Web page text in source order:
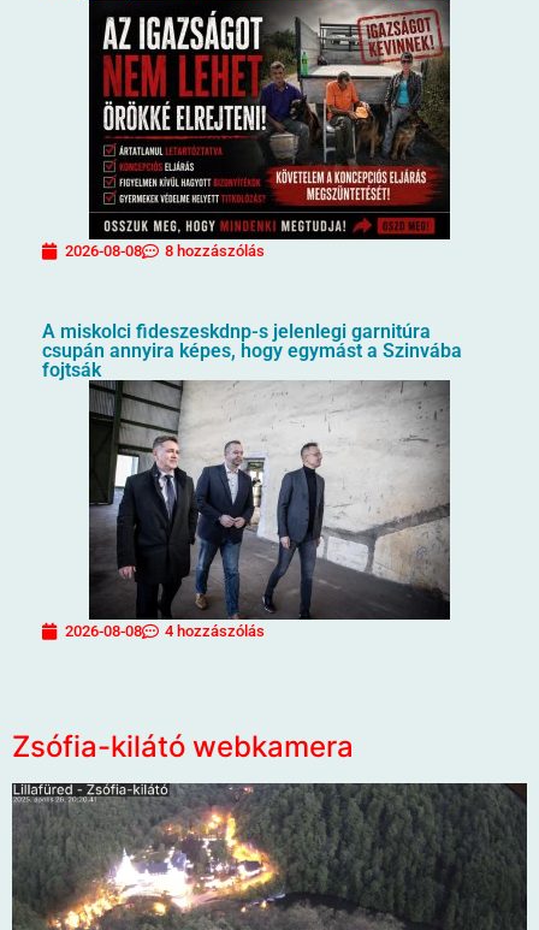
2026-08-08 8 hozzászólás
A miskolci fideszeskdnp-s jelenlegi garnitúra
csupán annyira képes, hogy egymást a Szinvába
fojtsák
2026-08-08 4 hozzászólás
Zsófia-kilátó webkamera